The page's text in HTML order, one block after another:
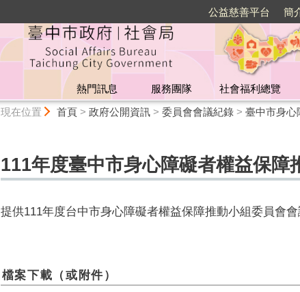
公益慈善平台 簡
熱門訊息 服務團隊 社會福利總覽
現在位置 首頁> 政府公開資訊> 委員會會議紀錄> 臺中市身心
111年度臺中市身心障礙者權益保障
提供111年度台中市身心障礙者權益保障推動小組委員會
檔案下載（或附件）